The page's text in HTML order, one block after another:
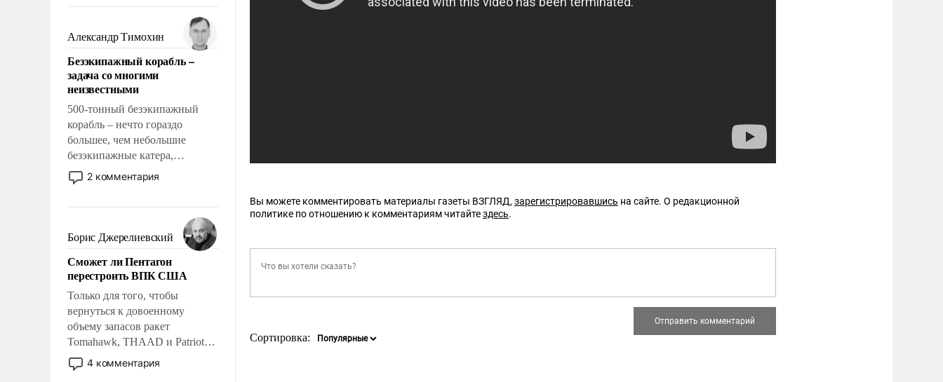
мужественным и твердым под
ударами судьбы, брать на себя
ответственность, помогать
слабым, идти вперед и
адаптироваться.
Александр Тимохин
Безэкипажный корабль –
задача со многими
неизвестными
500-тонный безэкипажный
корабль – нечто гораздо
большее, чем небольшие
безэкипажные катера,
применение которых уже
стало обыденностью. Задача по
сложна и амбициозна. Однако
и ее реализация радикально
поднимет наши боевые
возможности.
2 комментария
Борис Джерелиевский
Сможет ли Пентагон
перестроить ВПК США
Только для того, чтобы
вернуться к довоенному
объему запасов ракет
Tomahawk, THAAD и Patriot
США потребуется более трех
лет. Даже небольшая война с
4 комментария
Вы можете комментировать материалы газеты ВЗГЛЯД, зарегистрировавшись на сайте. О редакционной
политике по отношению к комментариям читайтездесь.
Сортировка: